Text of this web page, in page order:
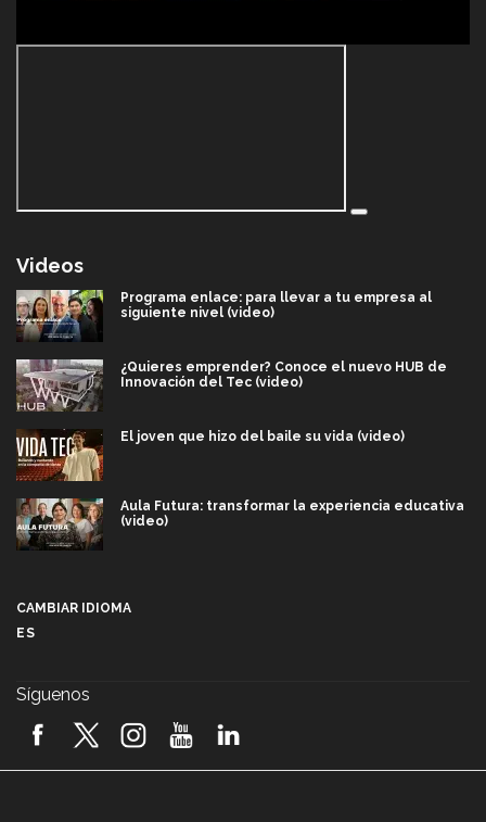
Videos
Programa enlace: para llevar a tu empresa al
siguiente nivel (video)
¿Quieres emprender? Conoce el nuevo HUB de
Innovación del Tec (video)
El joven que hizo del baile su vida (video)
Aula Futura: transformar la experiencia educativa
(video)
2026! (video)
CAMBIAR IDIOMA
ES
Síguenos